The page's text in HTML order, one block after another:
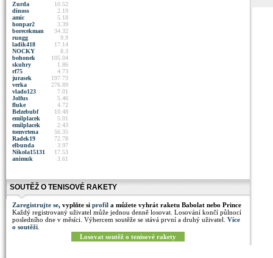
Zurda
10.52
dinoss
2.19
amic
5.18
honpar2
3.39
borecekman
34.32
rungg
9.9
ladik418
17.14
NOCKY
8.3
bohonek
105.04
skuhry
1.86
rf75
4.73
jurasek
197.73
verka
276.89
vlado123
7.01
Jolfus
5.46
fluke
4.72
Belzebubf
10.48
emilplacek
5.01
emilplacek
2.43
tomvrtena
56.35
Radek19
72.78
elbunda
3.97
Nikola15131
17.53
animuk
3.61
SOUTĚŽ O TENISOVÉ RAKETY
Zaregistrujte se, vyplňte si profil a můžete vyhrát raketu Babolat nebo Prince
Každý registrovaný uživatel může jednou denně losovat. Losování končí půlnocí
posledního dne v měsíci. Výhercem soutěže se stává první a druhý uživatel. Více
o soutěži
Losovat soutěž o tenisové rakety